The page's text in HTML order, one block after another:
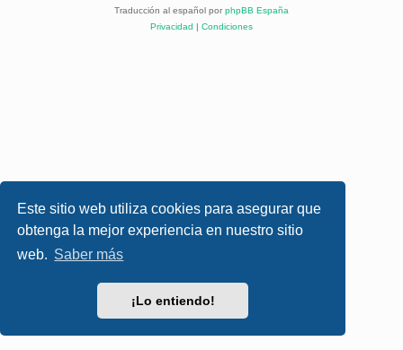
Este sitio web utiliza cookies para asegurar que
obtenga la mejor experiencia en nuestro sitio
web. Saber más
¡Lo entiendo!
Traducción al español por phpBB España
Privacidad | Condiciones